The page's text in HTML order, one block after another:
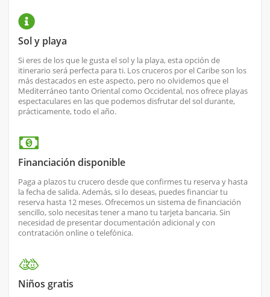
Sol y playa
Si eres de los que le gusta el sol y la playa, esta opción de
itinerario será perfecta para ti. Los cruceros por el Caribe son los
más destacados en este aspecto, pero no olvidemos que el
Mediterráneo tanto Oriental como Occidental, nos ofrece playas
espectaculares en las que podemos disfrutar del sol durante,
prácticamente, todo el año.
Financiación disponible
Paga a plazos tu crucero desde que confirmes tu reserva y hasta
la fecha de salida. Además, si lo deseas, puedes financiar tu
reserva hasta 12 meses. Ofrecemos un sistema de financiación
sencillo, solo necesitas tener a mano tu tarjeta bancaria. Sin
necesidad de presentar documentación adicional y con
contratación online o telefónica.
Niños gratis